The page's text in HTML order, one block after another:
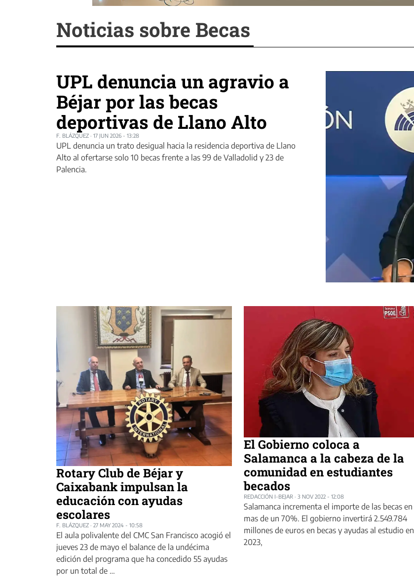
Noticias sobre Becas
UPL denuncia un agravio a
Béjar por las becas
deportivas de Llano Alto
F. BLÁZQUEZ · 17 JUN 2026 - 13:28
UPL denuncia un trato desigual hacia la residencia deportiva de Llano
Alto al ofertarse solo 10 becas frente a las 99 de Valladolid y 23 de
Palencia.
Rotary Club de Béjar y
Caixabank impulsan la
educación con ayudas
escolares
F. BLÁZQUEZ · 27 MAY 2024 - 10:58
El aula polivalente del CMC San Francisco acogió el
jueves 23 de mayo el balance de la undécima
edición del programa que ha concedido 55 ayudas
por un total de …
El Gobierno coloca a
Salamanca a la cabeza de la
comunidad en estudiantes
becados
REDACCIÓN I-BEJAR · 3 NOV 2022 - 12:08
Salamanca incrementa el importe de las becas en
mas de un 70%. El gobierno invertirá 2.549.784
millones de euros en becas y ayudas al estudio en
2023,